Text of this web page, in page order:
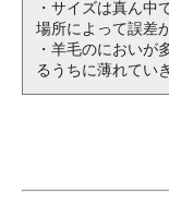
・サイズは真ん中
場所によって誤差
・羊毛のにおいが
るうちに薄れてい